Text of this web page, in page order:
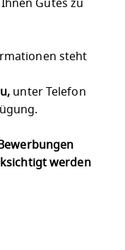
Gutes zu
steht
unter Telefon
werden